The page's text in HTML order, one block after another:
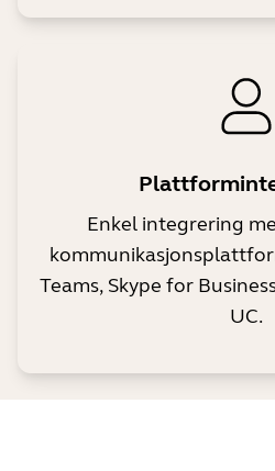
Enkel integrering
Teams, Skype for
UC.